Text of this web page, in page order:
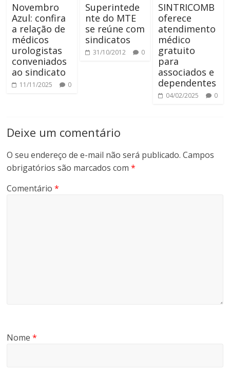
Novembro
Azul: confira
a relação de
médicos
urologistas
conveniados
ao sindicato
11/11/2025 0
Superintede
nte do MTE
se reúne com
sindicatos
31/10/2012 0
SINTRICOMB
oferece
atendimento
médico
gratuito
para
associados e
dependentes
04/02/2025 0
Deixe um comentário
O seu endereço de e-mail não será publicado. Campos
obrigatórios são marcados com*
Comentário*
Nome*